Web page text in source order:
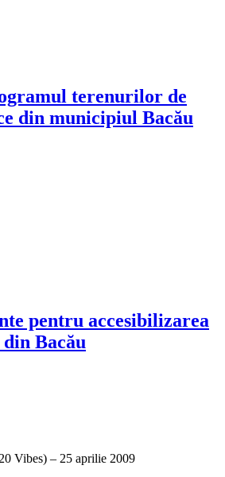
terenurilor de
din municipiul Bacău
pentru accesibilizarea
Bacău
Vibes) – 25 aprilie 2009